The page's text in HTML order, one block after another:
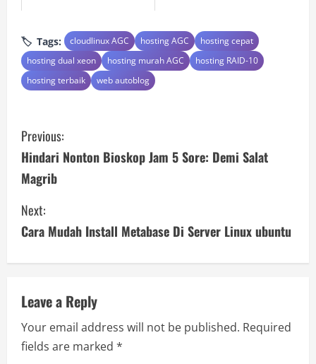
Tags: cloudlinux AGC hosting AGC
hosting cepat
hosting dual xeon
hosting murah AGC
hosting RAID-10
hosting terbaik
web autoblog
C
o
n
t
i
u
e
Previous:
Hindari Nonton Bioskop Jam 5 Sore: Demi Salat
Magrib
Next:
Cara Mudah Install Metabase Di Server Linux ubuntu
Leave a Reply
Your email address will not be published. Required
fields are marked *